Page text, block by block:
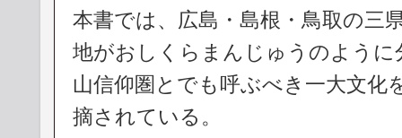
本書では、広島・島根・鳥取の三
地がおしくらまんじゅうのように
山信仰圏とでも呼ぶべき一大文化
摘されている。